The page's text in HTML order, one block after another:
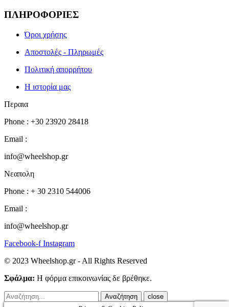
ΠΛΗΡΟΦΟΡΙΕΣ
Όροι χρήσης
Αποστολές - Πληρωμές
Πολιτική απορρήτου
Η ιστορία μας
Περαια
Phone : +30 23920 28418
Email :
info@wheelshop.gr
Νεαπολη
Phone : + 30 2310 544006
Email :
info@wheelshop.gr
Facebook-f Instagram
© 2023 Wheelshop.gr - All Rights Reserved
Σφάλμα: Η φόρμα επικοινωνίας δε βρέθηκε.
close